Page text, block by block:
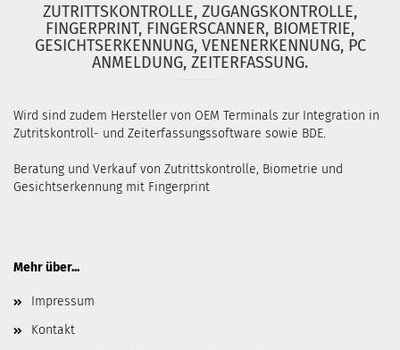
ZUTRITTSKONTROLLE, ZUGANGSKONTROLLE,
FINGERPRINT, FINGERSCANNER, BIOMETRIE,
GESICHTSERKENNUNG, VENENERKENNUNG, PC
ANMELDUNG, ZEITERFASSUNG.
Wird sind zudem Hersteller von OEM Terminals zur Integration in
Zutritskontroll- und Zeiterfassungssoftware sowie BDE.
Beratung und Verkauf von Zutrittskontrolle, Biometrie und
Gesichtserkennung mit Fingerprint
Mehr über...
Impressum
Kontakt